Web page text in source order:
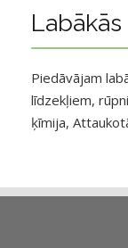
Piedāvājam
līdzekļiem,
ķīmija,